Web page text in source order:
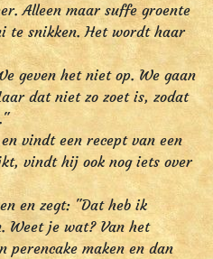
Alleen maar suffe groente
te snikken. Het wordt haar
geven het niet op. We gaan
dat niet zo zoet is, zodat
vindt een recept van een
vindt hij ook nog iets over
en zegt: "Dat heb ik
Weet je wat? Van het
perencake maken en dan